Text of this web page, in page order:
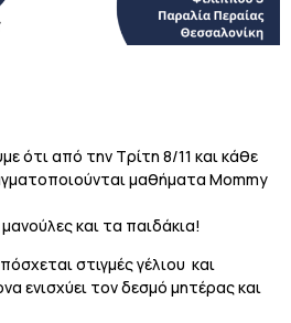
ότι από την Τρίτη 8/11 και κάθε
μαθήματα Mommy
και τα παιδάκια!
στιγμές γέλιου και
ενισχύει τον δεσμό μητέρας και